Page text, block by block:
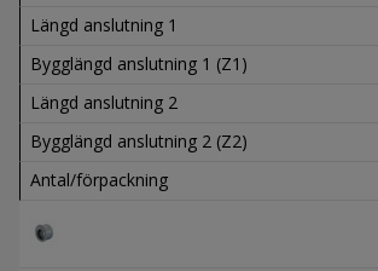
Längd anslutning 1
Bygglängd anslutning 1 (Z1)
Längd anslutning 2
Bygglängd anslutning 2 (Z2)
Antal/förpackning